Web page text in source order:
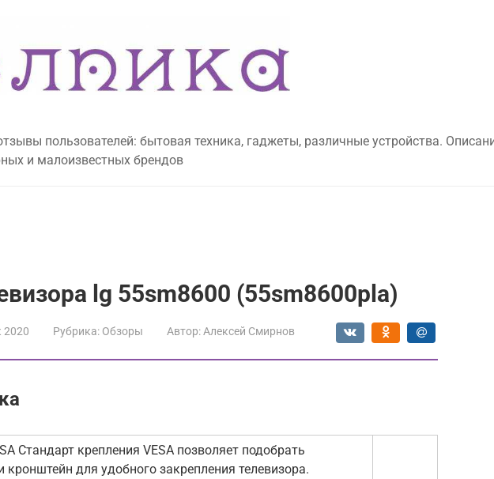
пользователей: бытовая техника, гаджеты, различные устройства.
и малоизвестных брендов
lg 55sm8600 (55sm8600pla)
2020 Рубрика: Обзоры Автор: Алексей Смирнов
Стандарт крепления VESA позволяет подобрать
кронштейн для удобного закрепления телевизора.